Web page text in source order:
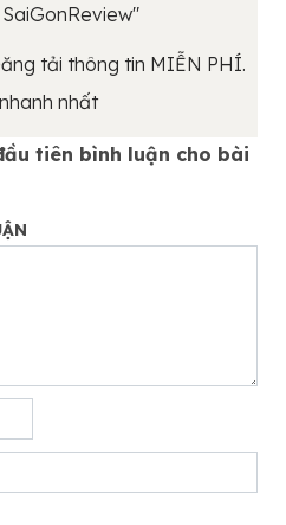
tải thông tin MIỄN PHÍ.
nhất
tiên bình luận cho bài